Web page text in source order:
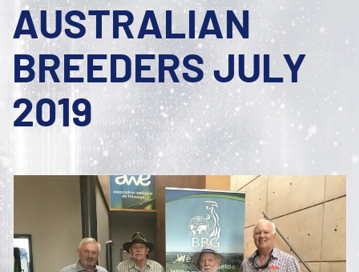
AUSTRALIAN
BREEDERS JULY
2019